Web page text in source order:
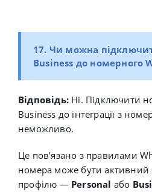
17. Чи можна
Business до номерного
Відповідь: Ні. Підключити
Business до інтеграції з
неможливо.
Це пов’язано з правилами
номера може бути
профілю — Personal або